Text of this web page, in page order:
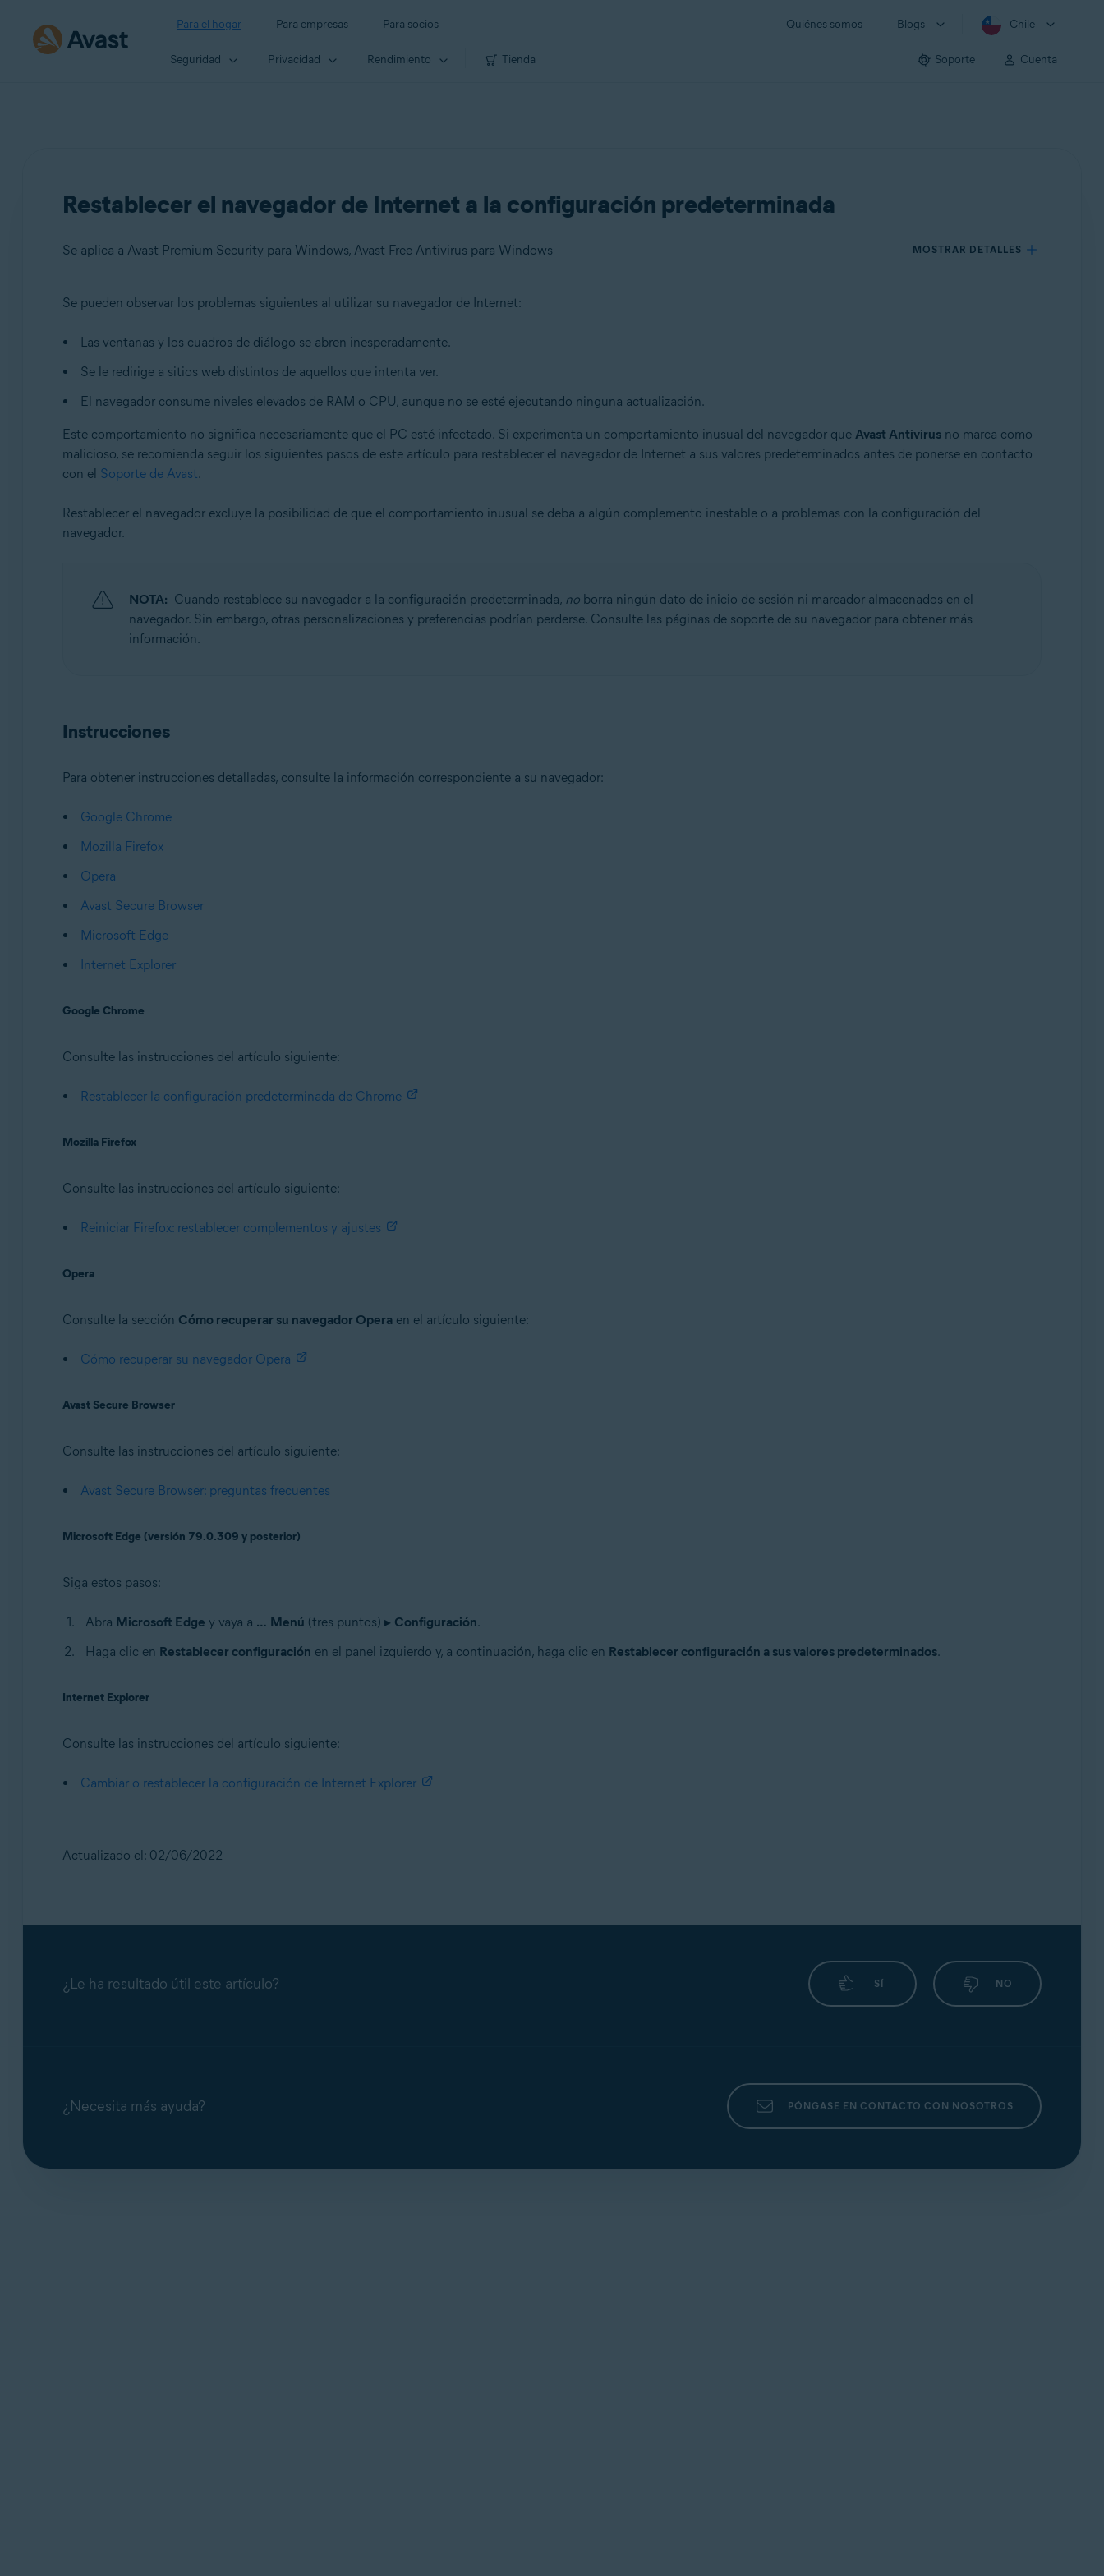
Para el hogar Para empresas Para socios Quiénes somos Blogs Chile
Seguridad Privacidad Rendimiento Tienda Soporte Cuenta
Restablecer el navegador de Internet a la configuración predeterminada
Se aplica a Avast Premium Security para Windows, Avast Free Antivirus para Windows MOSTRAR DETALLES
Avast Premium Security 20.x para Windows
Sistemas operativos:
Microsoft Windows 10 Home/Pro/Enterprise/Education - 32 o 64 bits
Microsoft Windows 8.1/Pro/Enterprise - 32 o 64 bits
Microsoft Windows 8/Pro/Enterprise - 32 o 64 bits
Se pueden observar los problemas siguientes al utilizar su navegador de Internet:
Las ventanas y los cuadros de diálogo se abren inesperadamente.
Se le redirige a sitios web distintos de aquellos que intenta ver.
El navegador consume niveles elevados de RAM o CPU, aunque no se esté ejecutando ninguna actualización.
Este comportamiento no significa necesariamente que el PC esté infectado. Si experimenta un comportamiento inusual del navegador que Avast Antivirusno marca como
malicioso, se recomienda seguir los siguientes pasos de este artículo para restablecer el navegador de Internet a sus valores predeterminados antes de ponerse en contacto
con el Soporte de Avast.
Restablecer el navegador excluye la posibilidad de que el comportamiento inusual se deba a algún complemento inestable o a problemas con la configuración del
navegador.
NOTA: Cuando restablece su navegador a la configuración predeterminada, noborra ningún dato de inicio de sesión ni marcador almacenados en el
navegador. Sin embargo, otras personalizaciones y preferencias podrían perderse. Consulte las páginas de soporte de su navegador para obtener más
información.
Instrucciones
Para obtener instrucciones detalladas, consulte la información correspondiente a su navegador:
Google Chrome
Mozilla Firefox
Opera
Avast Secure Browser
Microsoft Edge
Internet Explorer
Google Chrome
Consulte las instrucciones del artículo siguiente:
Restablecer la configuración predeterminada de Chrome
Mozilla Firefox
Consulte las instrucciones del artículo siguiente:
Reiniciar Firefox: restablecer complementos y ajustes
Opera
Consulte la sección Cómo recuperar su navegador Operaen el artículo siguiente:
Cómo recuperar su navegador Opera
Avast Secure Browser
Consulte las instrucciones del artículo siguiente:
Avast Secure Browser: preguntas frecuentes
Microsoft Edge (versión 79.0.309 y posterior)
Siga estos pasos:
Abra Microsoft Edge y vaya a … Menú (tres puntos) ▸ Configuración.
Haga clic en Restablecer configuración en el panel izquierdo y, a continuación, haga clic en Restablecer configuración a sus valores predeterminados.
Internet Explorer
Consulte las instrucciones del artículo siguiente:
Cambiar o restablecer la configuración de Internet Explorer
Actualizado el: 02/06/2022
¿Le ha resultado útil este artículo? SÍ NO
¿Necesita más ayuda? PÓNGASE EN CONTACTO CON NOSOTROS